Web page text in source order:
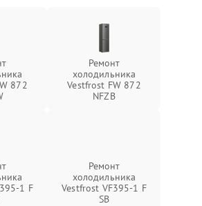
872
Ремонт
холодильника
Vestfrost FW 872
NFZВ
1 F
Ремонт
холодильника
Vestfrost VF395-1 F
SB